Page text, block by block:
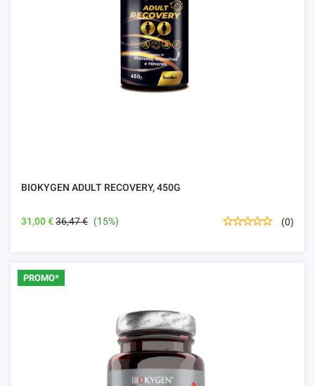
BIOKYGEN ADULT RECOVERY, 450G
31,00 €36,47 € (15%) (0)
PROMO*